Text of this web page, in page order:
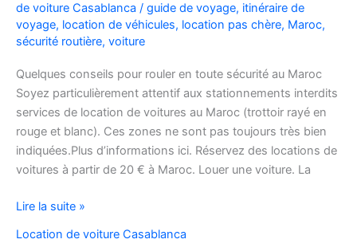
de voiture Casablanca / guide de voyage, itinéraire de
voyage, location de véhicules, location pas chère, Maroc,
sécurité routière, voiture
Quelques conseils pour rouler en toute sécurité au Maroc
Soyez particulièrement attentif aux stationnements interdits
services de location de voitures au Maroc (trottoir rayé en
rouge et blanc). Ces zones ne sont pas toujours très bien
indiquées.Plus d’informations ici. Réservez des locations de
voitures à partir de 20 € à Maroc. Louer une voiture. La
services
location
Lire la suite »
Location de voiture Casablanca